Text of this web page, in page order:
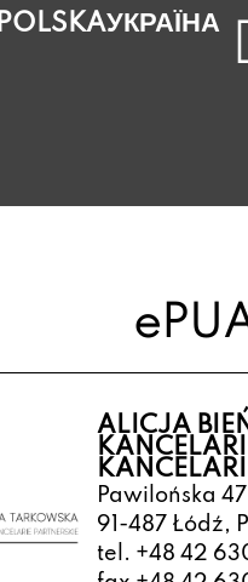
POLSKAУКРАЇНА
ALICJA
Pawilońska 47
91-487 Łódź,
tel. +48 42